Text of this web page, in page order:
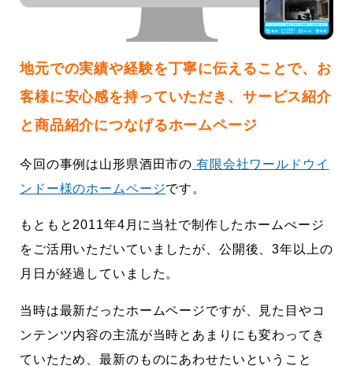
地元での実績や経験を丁寧に伝えることで、お
客様に安心感を持っていただき、サービス紹介
と商品紹介につなげるホームページ
今回の事例は山形県酒田市の 有限会社ワールドウイ
ンドー様のホームページです。
もともと2011年4月に当社で制作したホームぺージ
をご活用いただいていましたが、公開後、3年以上の
月日が経過していました。
当時は最新だったホームページですが、見た目やコ
ンテンツ内容の主流が当時とあまりにも変わってき
ていたため、最新のものにあわせたいということ